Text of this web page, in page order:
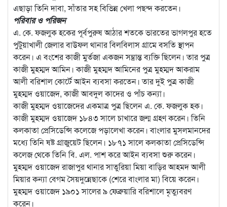
এছাড়া তিনি দাবা, সাঁতার সহ বিভিন্ন খেলা পছন্দ করতেন।
পরিবার ও পরিজন
এ. কে. ফজলুক হকের পূর্বপুরুষ আঠার শতকে ভারতের ভাগলপুর হতে
পুটুয়াখালী জেলার বাউফল থানার বিলবিলাস গ্রামে বসতি স্থাপন
করেন। এ বংশের কাজী মুর্তজা একজন সম্ভ্রান্ত ব্যক্তি ছিলেন। তার পুত্র
কাজী মুহম্মদ আমিন। কাজী মুহম্মদ আমিনের পুত্র মুহম্মদ আকরাম
আলী বরিশাল কোর্টে আইন ব্যবসা করতেন। তার দুই পুত্র কাজী
মুহম্মদ ওয়াজেদ, কাজী আবদুল কাদের ও পাঁচ কন্যা।
কাজী মুহম্মদ ওয়াজেদের একমাত্র পুত্র ছিলেন এ. কে. ফজলুক হক।
কাজী মুহম্মদ ওয়াজেদ ১৮৪৩ সালে চাখারে জন্ম গ্রহণ করেন। তিনি
কলকাতা প্রেসিডেন্সি কলেজে পড়ালেখা করেন। বাংলার মুসলমানদের
মধ্যে তিনি ষষ্ট গ্রাজুয়েট ছিলেন। ১৮৭১ সালে কলকাতা প্রেসিডেন্সি
কলেজ থেকে তিনি বি. এল. পাশ করে আইন ব্যবসা শুরু করেন।
মুহম্মদ ওয়াজেদ রাজাপুর থানার সাতুরিয়া মিয়া বাড়ির আহমদ আলী
মিয়ার কন্যা বেগম সৈয়দুন্নেছাকে (শেরে বাংলার মা) বিয়ে করেন।
মুহম্মদ ওয়াজেদ ১৯০১ সালের ৯ ফেব্রুয়ারি বরিশালে মৃত্যুবরণ
করেন।